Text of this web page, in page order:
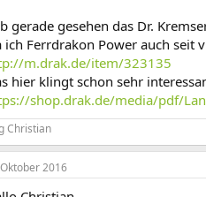
gerade gesehen das Dr.
ich Ferrdrakon Power auch seit
m.drak.de/item/323135
hier klingt schon sehr
shop.drak.de/media/pdf/
Christian
2016